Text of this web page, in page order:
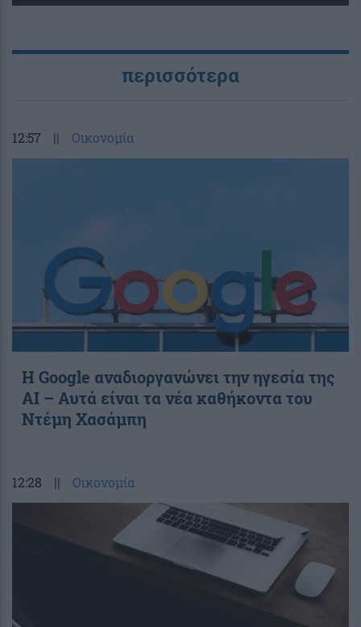
περισσότερα
12:57 || Οικονομία
Η Google αναδιοργανώνει την ηγεσία της
AI – Αυτά είναι τα νέα καθήκοντα του
Ντέμη Χασάμπη
12:28 || Οικονομία